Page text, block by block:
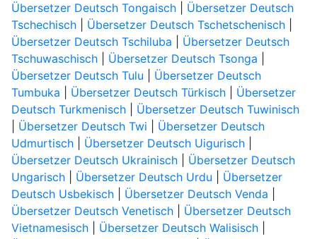
Übersetzer Deutsch Tongaisch| Übersetzer Deutsch
Tschechisch| Übersetzer Deutsch Tschetschenisch|
Übersetzer Deutsch Tschiluba
Übersetzer Deutsch
Tschuwaschisch| Übersetzer Deutsch Tsonga
Übersetzer Deutsch Tulu
Übersetzer Deutsch
Tumbuka
Übersetzer Deutsch Türkisch| Übersetzer
Deutsch Turkmenisch| Übersetzer Deutsch Tuwinisch
Übersetzer Deutsch Twi
Übersetzer Deutsch
Udmurtisch| Übersetzer Deutsch Uigurisch|
Übersetzer Deutsch Ukrainisch| Übersetzer Deutsch
Ungarisch| Übersetzer Deutsch Urdu
Übersetzer
Deutsch Usbekisch| Übersetzer Deutsch Venda
Übersetzer Deutsch Venetisch| Übersetzer Deutsch
Vietnamesisch| Übersetzer Deutsch Walisisch|